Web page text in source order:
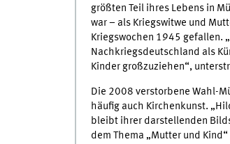
größten Teil ihres Lebens in
war – als Kriegswitwe und
Kriegswochen 1945 gefallen.
Nachkriegsdeutschland als
Kinder großzuziehen“,
Die 2008 verstorbene Wahl-
häufig auch Kirchenkunst.
bleibt ihrer darstellenden
dem Thema „Mutter und